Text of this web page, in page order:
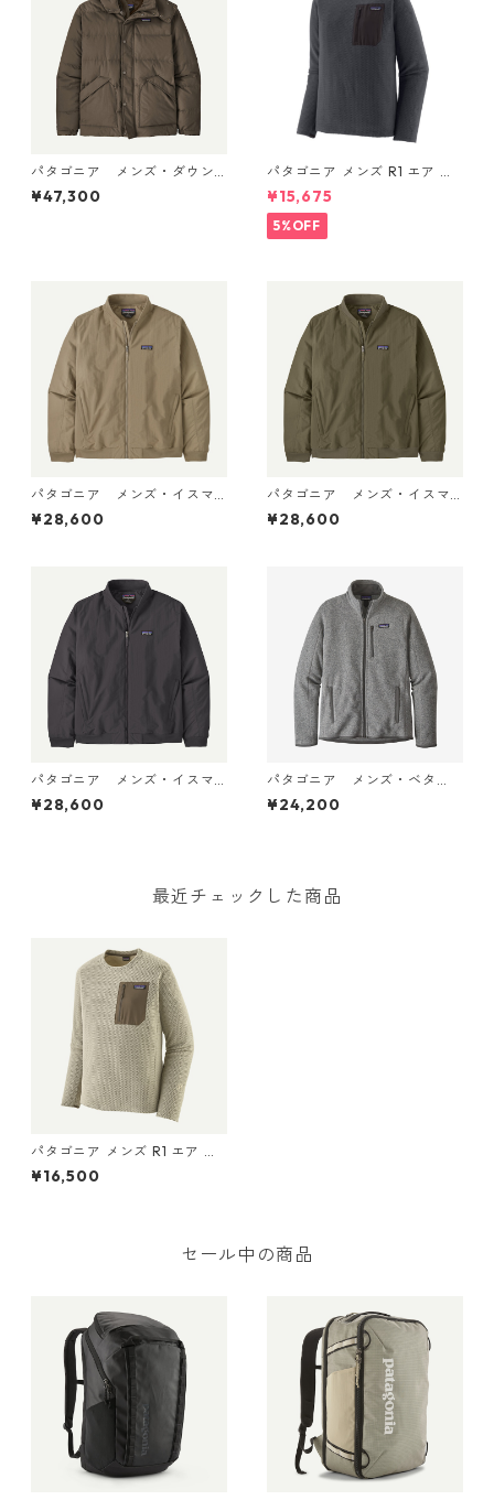
パタゴニア メンズ・ダウン
ドリフト・ジャケット (カラ
ー Otter Brown) Patagonia
¥47,300
パタゴニア メンズ R1 エア ク
ルー 40236 Smolder Blue
¥15,675
5%OFF
パタゴニア メンズ・イスマ
ス・デック・ジャケット (カ
ラー Seabird Grey) Patagoni
¥28,600
パタゴニア メンズ・イスマ
ス・デック・ジャケット (カ
ラー Basin Green) Patagoni
¥28,600
パタゴニア メンズ・イスマ
ス・デック・ジャケット (カ
ラー Ink Black) Patagonia M
¥28,600
パタゴニア メンズ・ベタ
ー・セーター・ジャケット
(カラー Stonewash) Patagon
¥24,200
最近チェックした商品
パタゴニア メンズ R1 エア ク
ルー 40236 Pelican
¥16,500
セール中の商品